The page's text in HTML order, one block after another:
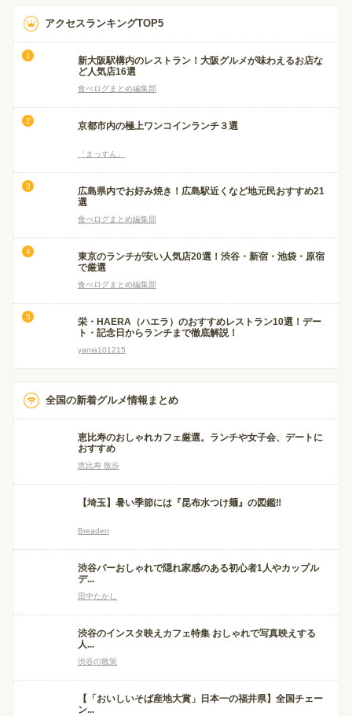
アクセスランキングTOP5
新大阪駅構内のレストラン！大阪グルメが味わえるお店な
ど人気店16選
食べログまとめ編集部
京都市内の極上ワンコインランチ３選
「まっすん」
広島県内でお好み焼き！広島駅近くなど地元民おすすめ21
選
食べログまとめ編集部
東京のランチが安い人気店20選！渋谷・新宿・池袋・原宿
で厳選
食べログまとめ編集部
栄・HAERA（ハエラ）のおすすめレストラン10選！デー
ト・記念日からランチまで徹底解説！
yama101215
全国の新着グルメ情報まとめ
恵比寿のおしゃれカフェ厳選。ランチや女子会、デートに
おすすめ
恵比寿 散歩
【埼玉】暑い季節には『昆布水つけ麺』の図鑑‼
Breaden
渋谷バーおしゃれで隠れ家感のある初心者1人やカップル
デ...
田中たかし
渋谷のインスタ映えカフェ特集 おしゃれで写真映えする
人...
渋谷の散策
【「おいしいそば産地大賞」日本一の福井県】全国チェー
ン...